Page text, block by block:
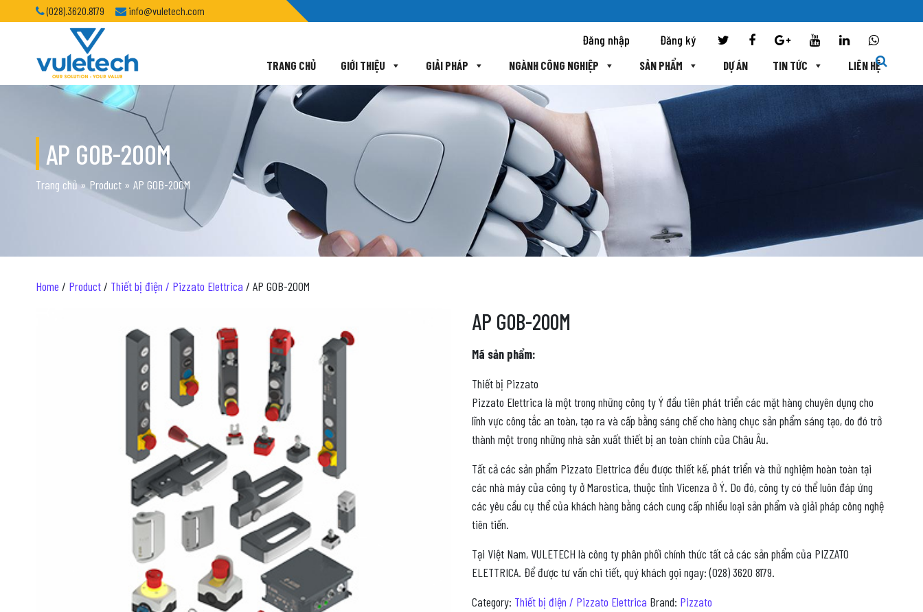
(028).3620.8179 info@vuletech.com
Đăng nhập Đăng ký
TRANG CHỦ GIỚI THIỆU GIẢI PHÁP NGÀNH CÔNG NGHIỆP SẢN PHẨM DỰ ÁN TIN TỨC LIÊN HỆ
AP G0B-200M
Trang chủ» Product » AP G0B-200M
Home / Product/ Thiết bị điện / Pizzato Elettrica / AP G0B-200M
AP G0B-200M
Mã sản phẩm:
Thiết bị Pizzato
Pizzato Elettrica là một trong những công ty Ý đầu tiên phát triển các mặt hàng chuyên dụng cho
lĩnh vực công tắc an toàn, tạo ra và cấp bằng sáng chế cho hàng chục sản phẩm sáng tạo, do đó trở
thành một trong những nhà sản xuất thiết bị an toàn chính của Châu Âu.
Tất cả các sản phẩm Pizzato Elettrica đều được thiết kế, phát triển và thử nghiệm hoàn toàn tại
các nhà máy của công ty ở Marostica, thuộc tỉnh Vicenza ở Ý. Do đó, công ty có thể luôn đáp ứng
các yêu cầu cụ thể của khách hàng bằng cách cung cấp nhiều loại sản phẩm và giải pháp công nghệ
tiên tiến.
Tại Việt Nam, VULETECH là công ty phân phối chính thức tất cả các sản phẩm của PIZZATO
ELETTRICA. Để được tư vấn chi tiết, quý khách gọi ngay: (028) 3620 8179.
Category: Thiết bị điện / Pizzato Elettrica Brand: Pizzato